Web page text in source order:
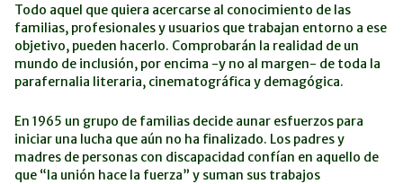
Todo aquel que quiera acercarse al conocimiento de las
familias, profesionales y usuarios que trabajan entorno a ese
objetivo, pueden hacerlo. Comprobarán la realidad de un
mundo de inclusión, por encima -y no al margen- de toda la
parafernalia literaria, cinematográfica y demagógica.
En 1965 un grupo de familias decide aunar esfuerzos para
iniciar una lucha que aún no ha finalizado. Los padres y
madres de personas con discapacidad confían en aquello de
que “la unión hace la fuerza” y suman sus trabajos